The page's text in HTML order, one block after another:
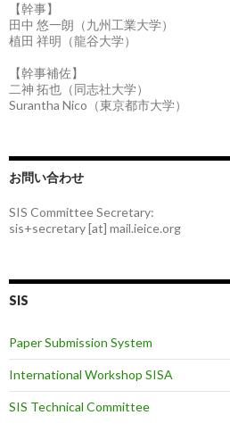
【幹事】
田中 悠一朗（九州工業大学）
植田 祥明（龍谷大学）
【幹事補佐】
二神 拓也（同志社大学）
Surantha Nico（東京都市大学）
お問い合わせ
SIS Committee Secretary:
sis+secretary [at] mail.ieice.org
SIS
Paper Submission System
International Workshop SISA
SIS Technical Committee